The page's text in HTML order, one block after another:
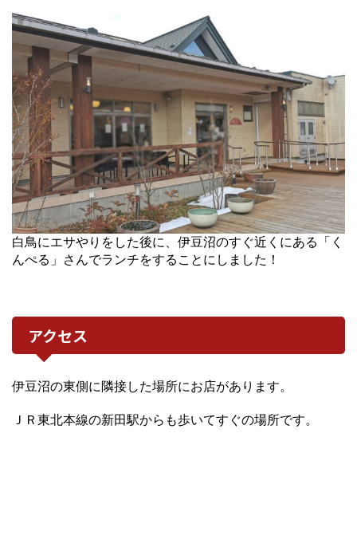
白鳥にエサやりをした後に、伊豆沼のすぐ近くにある「く
んぺる」さんでランチをすることにしました！
アクセス
伊豆沼の東側に隣接した場所にお店があります。
ＪＲ東北本線の新田駅からも歩いてすぐの場所です。